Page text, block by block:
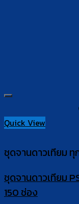
Quick View
ชุดจานดาวเทียม ทุ
ชุดจานดาวเทียม
150 ช่อง